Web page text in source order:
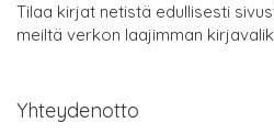
Tilaa kirjat netistä edullisesti
meiltä verkon laajimman
Yhteydenotto